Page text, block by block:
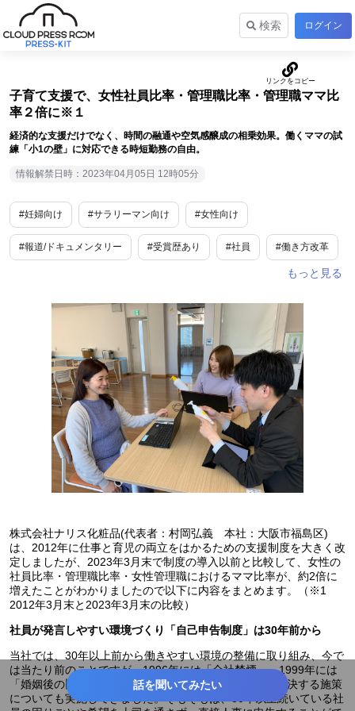
検索 ログイン
子育て支援で、女性社員比率・管理職比率・管理職ママ比
率２倍に※１
経済的な支援だけでなく、時間の融通や空気感醸成の相乗効果。働くママの試
練「小1の壁」に対応できる時短勤務の自由。
情報解禁日時：2023年04月05日 12時05分
#妊婦向け #サラリーマン向け #女性向け
#報道/ドキュメンタリー #受賞歴あり #社員 #働き方改革
株式会社ナリス化粧品(代表者：村岡弘義 本社：大阪市福島区)
は、2012年に仕事と育児の両立をはかるための支援制度を大きく改
定しましたが、2023年3月末で制度の導入以前と比較して、女性の
社員比率・管理職比率・女性管理職におけるママ比率が、約2倍に
増えたことがわかりましたので以下に内容をまとめます。（※1
2012年3月末と2023年3月末の比較）
社員が発言しやすい環境づくり「自己申告制度」は30年前から
当社では、30年以上前から働きやすい環境の整備に取り組み、今で
は当たり前のことですが、1996年には「全社禁煙」、1999年には
「婚姻後の旧姓使用の許可」など、細かな困りごとを解決する施策
についても実施してきました。そもそもは、30年以上続いている社
話を聞いてみたい